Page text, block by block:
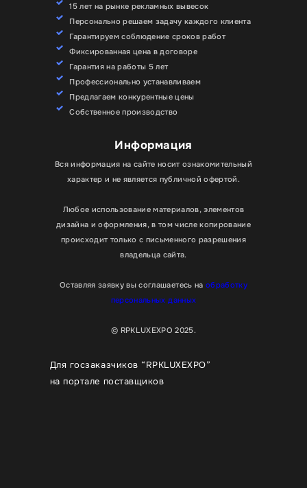
15 лет на рынке рекламных вывесок
Персонально решаем задачу каждого клиента
Гарантируем соблюдение сроков работ
Фиксированная цена в договоре
Гарантия на работы 5 лет
Профессионально устанавливаем
Предлагаем конкурентные цены
Собственное производство
Информация
Вся информация на сайте носит ознакомительный
характер и не является публичной офертой.
Любое использование материалов, элементов
дизайна и оформления, в том числе копирование
происходит только с письменного разрешения
владельца сайта.
Оставляя заявку вы соглашаетесь на обработку
персональных данных
© RPKLUXEXPO 2025.
Для госзаказчиков “RPKLUXEXPO”
на портале поставщиков